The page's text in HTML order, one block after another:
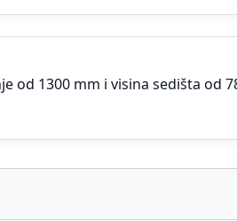
od 1300 mm i visina sedišta od